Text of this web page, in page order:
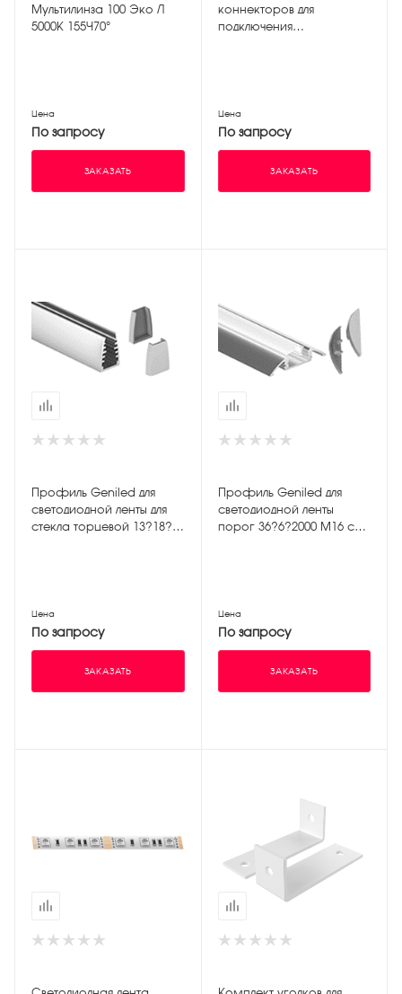
Мультилинза 100 Эко Л
5000К 155×70°
Цена
По запросу
ЗАКАЗАТЬ
коннекторов для
подключения
Цена
По запросу
ЗАКАЗАТЬ
Профиль Geniled для
светодиодной ленты для
стекла торцевой 13?18?
Цена
По запросу
ЗАКАЗАТЬ
Профиль Geniled для
светодиодной ленты
порог 36?6?2000 М16 с
Цена
По запросу
ЗАКАЗАТЬ